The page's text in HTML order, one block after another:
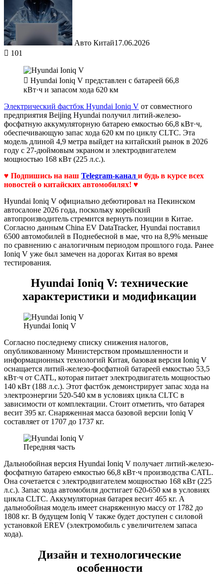
Авто Китай17.06.2026
101
Hyundai Ioniq V представлен с батареей 66,8
кВт·ч и запасом хода 620 км
Электрический фастбэк Hyundai Ioniq V от совместного
предприятия Beijing Hyundai получил литий-железо-
фосфатную аккумуляторную батарею емкостью 66,8 кВт·ч,
обеспечивающую запас хода 620 км по циклу CLTC. Эта
модель длиной 4,9 метра выйдет на китайский рынок в 2026
году с 27-дюймовым экраном и электродвигателем
мощностью 168 кВт (225 л.с.).
♥ Подпишись на наш Telegram-канал и будь в курсе всех
новостей о китайских автомобилях! ♥
Hyundai Ioniq V официально дебютировал на Пекинском
автосалоне 2026 года, поскольку корейский
автопроизводитель стремится вернуть позиции в Китае.
Согласно данным China EV DataTracker, Hyundai поставил
6500 автомобилей в Поднебесной в мае, что на 8,9% меньше
по сравнению с аналогичным периодом прошлого года. Ранее
Ioniq V уже был замечен на дорогах Китая во время
тестирования.
Hyundai Ioniq V: технические
характеристики и модификации
Hyundai Ioniq V
Согласно последнему списку снижения налогов,
опубликованному Министерством промышленности и
информационных технологий Китая, базовая версия Ioniq V
оснащается литий-железо-фосфатной батареей емкостью 53,5
кВт·ч от CATL, которая питает электродвигатель мощностью
140 кВт (188 л.с.). Этот фастбэк демонстрирует запас хода на
электроэнергии 520-540 км в условиях цикла CLTC в
зависимости от комплектации. Стоит отметить, что батарея
весит 395 кг. Снаряженная масса базовой версии Ioniq V
составляет от 1707 до 1737 кг.
Передняя часть
Дальнобойная версия Hyundai Ioniq V получает литий-железо-
фосфатную батарею емкостью 66,8 кВт·ч производства CATL.
Она сочетается с электродвигателем мощностью 168 кВт (225
л.с.). Запас хода автомобиля достигает 620-650 км в условиях
цикла CLTC. Аккумуляторная батарея весит 465 кг. А
дальнобойная модель имеет снаряженную массу от 1782 до
1808 кг. В будущем Ioniq V также будет доступен с силовой
установкой EREV (электромобиль с увеличителем запаса
хода).
Дизайн и технологические
особенности